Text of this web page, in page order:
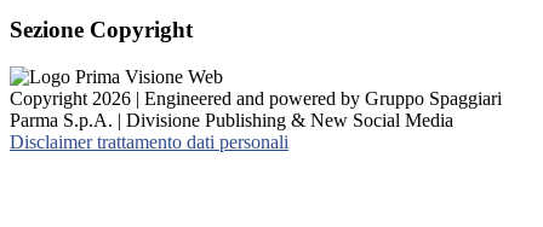
Sezione Copyright
Copyright 2026 | Engineered and powered by Gruppo Spaggiari
Parma S.p.A. | Divisione Publishing & New Social Media
Disclaimer trattamento dati personali